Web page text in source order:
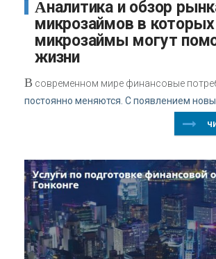
Аналитика и обзор рынка
микрозаймов в которых
микрозаймы могут
жизни
В современном мире финансовые
постоянно меняются. С появлением